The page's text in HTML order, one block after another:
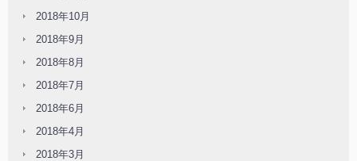
2018年10月
2018年9月
2018年8月
2018年7月
2018年6月
2018年4月
2018年3月